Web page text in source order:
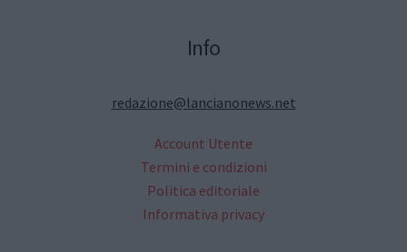
Info
redazione@lancianonews.net
Account Utente
Termini e condizioni
Politica editoriale
Informativa privacy